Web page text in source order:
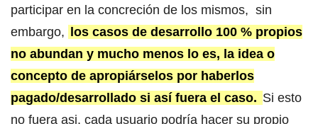
participar en la concreción de los mismos, sin
embargo,
los casos de desarrollo 100 % propios
no abundan y mucho menos lo es, la idea o
concepto de apropiárselos por haberlos
pagado/desarrollado si así fuera el caso. Si esto
no fuera asi, cada usuario podría hacer su propio